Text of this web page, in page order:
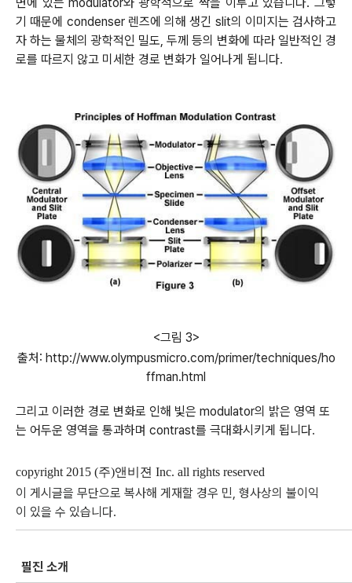
기 때문에 condenser 렌즈에 의해 생긴 slit의 이미지는 검사하고
자 하는 물체의 광학적인 밀도, 두께 등의 변화에 따라 일반적인 경
로를 따르지 않고 미세한 경로 변화가 일어나게 됩니다.
<그림 3>
출처: http://www.olympusmicro.com/primer/techniques/ho
ffman.html
그리고 이러한 경로 변화로 인해 빛은 modulator의 밝은 영역 또
는 어두운 영역을 통과하며 contrast를 극대화시키게 됩니다.
copyright 2015 (주)앤비젼 Inc. all rights reserved
이 게시글을 무단으로 복사해 게재할 경우 민 형사상의 불이익
이 있을 수 있습니다.
필진 소개